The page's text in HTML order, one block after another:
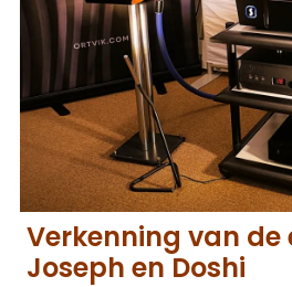
Verkenning van de
Joseph en Doshi